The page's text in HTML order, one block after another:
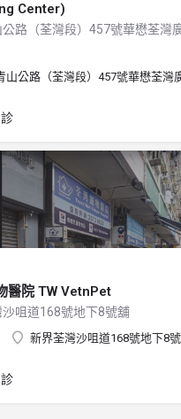
Center)
路（荃灣段）457號華懋荃灣
山公路（荃灣段）457號華懋荃灣
醫院 TW VetnPet
咀道168號地下8號舖
新界荃灣沙咀道168號地下8號